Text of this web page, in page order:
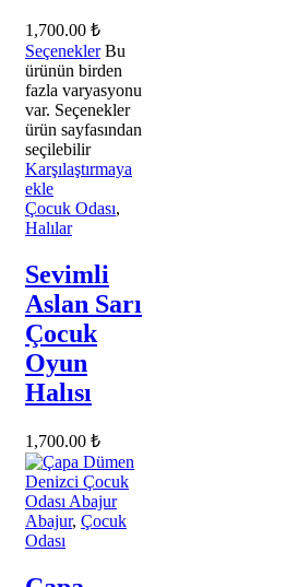
1,700.00 ₺
Seçenekler Bu
ürünün birden
fazla varyasyonu
var. Seçenekler
ürün sayfasından
seçilebilir
Karşılaştırmaya
ekle
Çocuk Odası,
Halılar
Sevimli
Aslan Sarı
Çocuk
Oyun
Halısı
1,700.00 ₺
Abajur, Çocuk
Odası